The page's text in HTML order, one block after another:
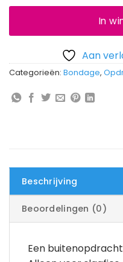
In
Aan
Categorieën: Bondage,
Beschrijving
Beoordelingen (0)
Een